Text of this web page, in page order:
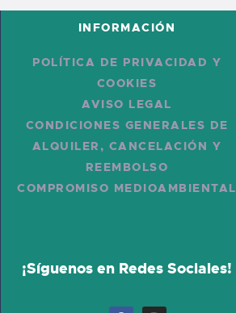
INFORMACIÓN
POLÍTICA DE PRIVACIDAD Y
COOKIES
AVISO LEGAL
CONDICIONES GENERALES DE
ALQUILER, CANCELACIÓN Y
REEMBOLSO
COMPROMISO MEDIOAMBIENTAL
¡Síguenos en Redes Sociales!